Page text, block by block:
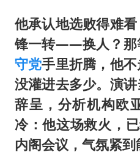
他承认地选败得难
锋一转——换人？那
守党手里折腾，他
没灌进去多少。演
辞呈，分析机构欧
冷：他这场救火，
内阁会议，气氛紧到